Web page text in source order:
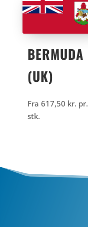
BERMUDA
(UK)
Fra 617,50 kr. pr.
stk.